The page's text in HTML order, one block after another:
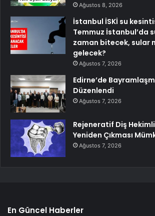
Ağustos 8, 2026
İstanbul İSKİ su
Temmuz İstanbul’da
zaman bitecek, sular
gelecek?
Ağustos 7, 2026
Edirne’de
Düzenlendi
Ağustos 7, 2026
Rejeneratif Diş
Yeniden Çıkması
Ağustos 7, 2026
En Güncel Haberler